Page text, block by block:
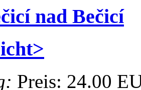
nad Bečicí
Preis: 24.00